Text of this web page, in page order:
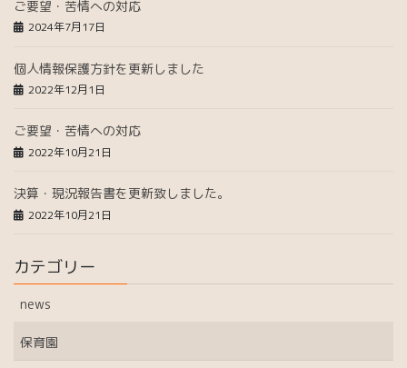
ご要望・苦情への対応
2024年7月17日
個人情報保護方針を更新しました
2022年12月1日
ご要望・苦情への対応
2022年10月21日
決算・現況報告書を更新致しました。
2022年10月21日
カテゴリー
news
保育園